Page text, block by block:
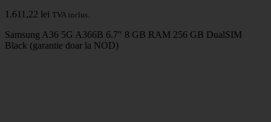
1.611,22 lei TVA inclus.
Samsung A36 5G A366B 6.7″ 8 GB RAM 256 GB DualSIM
Black (garantie doar la NOD)